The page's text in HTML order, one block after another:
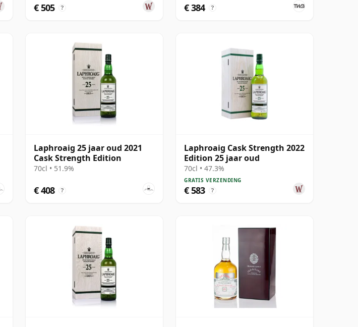
€ 505 ? € 384 ?
Laphroaig 25 jaar oud 2021
Cask Strength Edition
70cl • 51.9%
€ 408 ?
Laphroaig Cask Strength 2022
Edition 25 jaar oud
70cl • 47.3%
GRATIS VERZENDING
€ 583 ?